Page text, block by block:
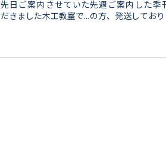
先日ご案内させていた
だきました木工教室で...
先週ご案内した季
の方、発送しており